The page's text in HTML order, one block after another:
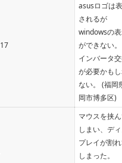
asusロゴは
されるが
windowsの
ができない。
インバータ
が必要かも
ない。 (福岡
岡市博多区)
マウスを挟
しまい、デ
プレイが割
しまった。